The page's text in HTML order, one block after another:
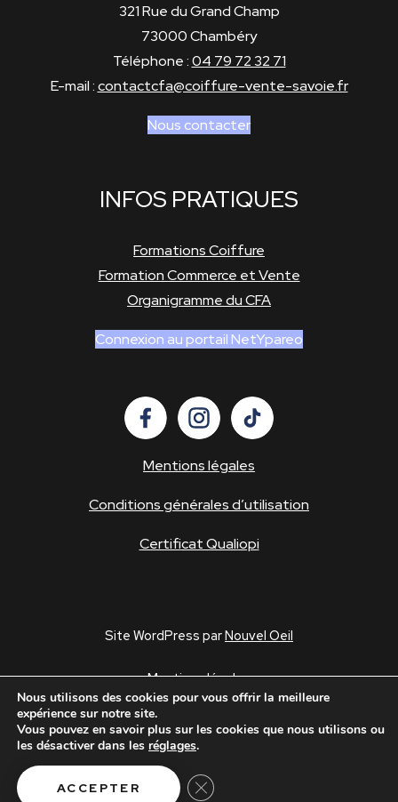
Nous utilisons des cookies pour vous offrir la meilleure
expérience sur notre site.
Vous pouvez en savoir plus sur les cookies que nous utilisons ou
les désactiver dans les réglages.
ACCEPTER Fermer la bannière des cookies
321 Rue du Grand Champ
73000 Chambéry
Téléphone :04 79 72 32 71
E-mail :contactcfa@coiffure-vente-savoie.fr
Nous contacter
INFOS PRATIQUES
Formations Coiffure
Formation Commerce et Vente
Organigramme du CFA
Connexion au portail NetYpareo
Mentions légales
Conditions générales d’utilisation
Certificat Qualiopi
Site WordPress parNouvel Oeil
Mentions légales
Conditions générales d’utilisation
Politique de confidentialité